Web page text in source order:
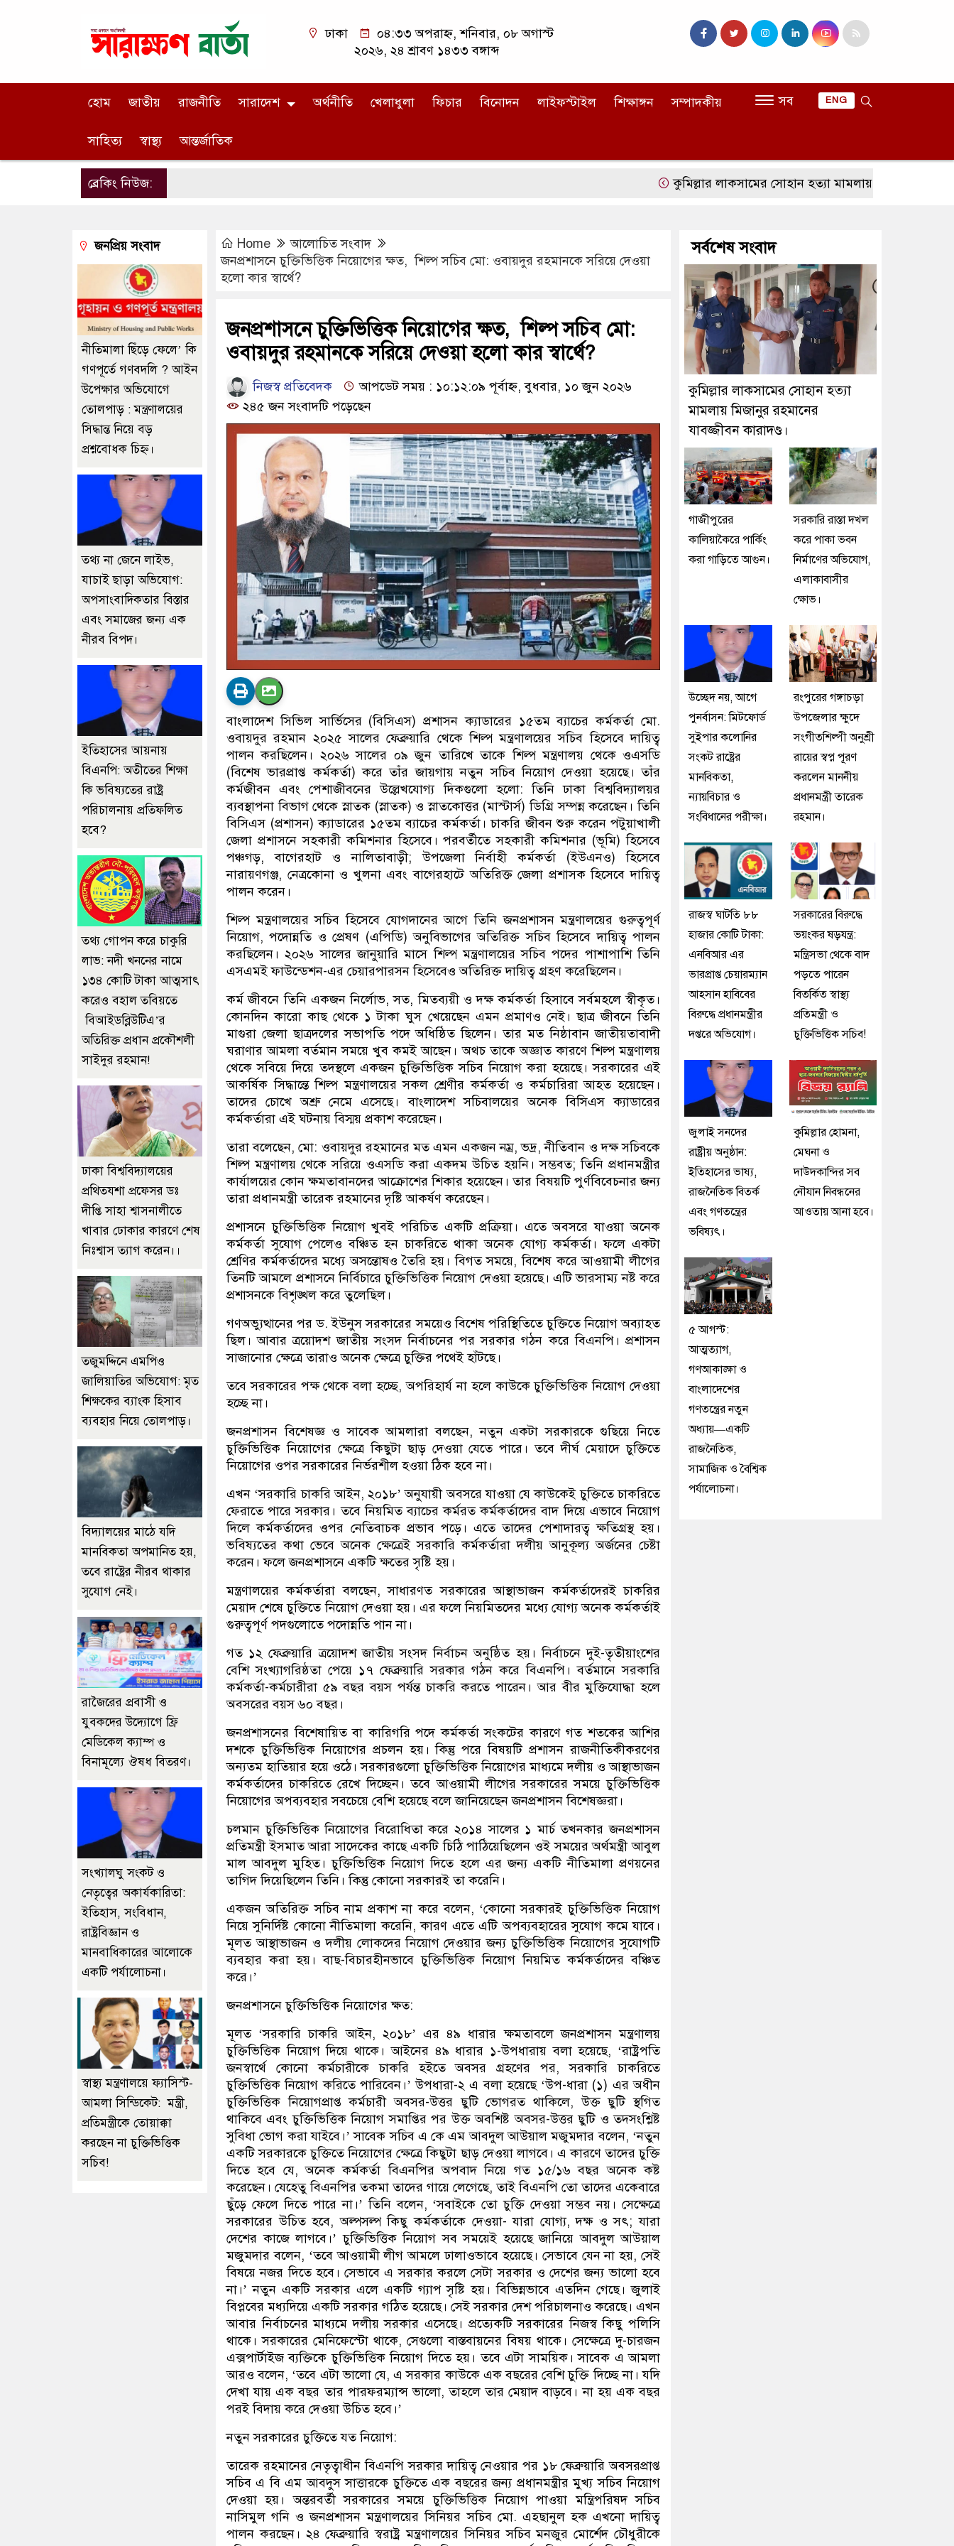
ঢাকা
০৪:৩৩ অপরাহ্ন, শনিবার, ০৮ অগাস্ট
২০২৬, ২৪ শ্রাবণ ১৪৩৩ বঙ্গাব্দ
হোম জাতীয় রাজনীতি সারাদেশ অর্থনীতি খেলাধুলা ফিচার বিনোদন লাইফস্টাইল শিক্ষাঙ্গন সম্পাদকীয়
সাহিত্য স্বাস্থ্য আন্তর্জাতিক
সব ENG
ব্রেকিং নিউজ: কুমিল্লার লাকসামের সোহান হত্যা মামলায় মিজানুর রহমানের
Home
আলোচিত সংবাদ
জনপ্রশাসনে চুক্তিভিত্তিক নিয়োগের ক্ষত, শিল্প সচিব মো: ওবায়দুর রহমানকে সরিয়ে দেওয়া
হলো কার স্বার্থে?
জনপ্রশাসনে চুক্তিভিত্তিক নিয়োগের ক্ষত, শিল্প সচিব মো:
ওবায়দুর রহমানকে সরিয়ে দেওয়া হলো কার স্বার্থে?
নিজস্ব প্রতিবেদক
আপডেট সময় : ১০:১২:০৯ পূর্বাহ্ন, বুধবার, ১০ জুন ২০২৬
২৪৫ জন সংবাদটি পড়েছেন
বাংলাদেশ সিভিল সার্ভিসের (বিসিএস) প্রশাসন ক্যাডারের ১৫তম ব্যাচের কর্মকর্তা মো.
ওবায়দুর রহমান ২০২৫ সালের ফেব্রুয়ারি থেকে শিল্প মন্ত্রণালয়ের সচিব হিসেবে দায়িত্ব
পালন করছিলেন। ২০২৬ সালের ০৯ জুন তারিখে তাকে শিল্প মন্ত্রণালয় থেকে ওএসডি
(বিশেষ ভারপ্রাপ্ত কর্মকর্তা) করে তাঁর জায়গায় নতুন সচিব নিয়োগ দেওয়া হয়েছে। তাঁর
কর্মজীবন এবং পেশাজীবনের উল্লেখযোগ্য দিকগুলো হলো: তিনি ঢাকা বিশ্ববিদ্যালয়র
ব্যবস্থাপনা বিভাগ থেকে স্নাতক (স্নাতক) ও স্নাতকোত্তর (মাস্টার্স) ডিগ্রি সম্পন্ন করেছেন। তিনি
বিসিএস (প্রশাসন) ক্যাডারের ১৫তম ব্যাচের কর্মকর্তা। চাকরি জীবন শুরু করেন পটুয়াখালী
জেলা প্রশাসনে সহকারী কমিশনার হিসেবে। পরবর্তীতে সহকারী কমিশনার (ভূমি) হিসেবে
পঞ্চগড়, বাগেরহাট ও নালিতাবাড়ী; উপজেলা নির্বাহী কর্মকর্তা (ইউএনও) হিসেবে
নারায়ণগঞ্জ, নেত্রকোনা ও খুলনা এবং বাগেরহাটে অতিরিক্ত জেলা প্রশাসক হিসেবে দায়িত্ব
পালন করেন।
শিল্প মন্ত্রণালয়ের সচিব হিসেবে যোগদানের আগে তিনি জনপ্রশাসন মন্ত্রণালয়ের গুরুত্বপূর্ণ
নিয়োগ, পদোন্নতি ও প্রেষণ (এপিডি) অনুবিভাগের অতিরিক্ত সচিব হিসেবে দায়িত্ব পালন
করছিলেন। ২০২৬ সালের জানুয়ারি মাসে শিল্প মন্ত্রণালয়ের সচিব পদের পাশাপাশি তিনি
এসএমই ফাউন্ডেশন-এর চেয়ারপারসন হিসেবেও অতিরিক্ত দায়িত্ব গ্রহণ করেছিলেন।
কর্ম জীবনে তিনি একজন নির্লোভ, সত, মিতব্যয়ী ও দক্ষ কর্মকর্তা হিসাবে সর্বমহলে স্বীকৃত।
কোনদিন কারো কাছ থেকে ১ টাকা ঘুস খেয়েছেন এমন প্রমাণও নেই। ছাত্র জীবনে তিনি
মাগুরা জেলা ছাত্রদলের সভাপতি পদে অধিষ্ঠিত ছিলেন। তার মত নিষ্ঠাবান জাতীয়তাবাদী
ঘরাণার আমলা বর্তমান সময়ে খুব কমই আছেন। অথচ তাকে অজ্ঞাত কারণে শিল্প মন্ত্রণালয়
থেকে সবিয়ে দিয়ে তদস্থলে একজন চুক্তিভিত্তিক সচিব নিয়োগ করা হয়েছে। সরকারের এই
আকর্ষিক সিদ্ধান্তে শিল্প মন্ত্রণালয়ের সকল শ্রেণীর কর্মকর্তা ও কর্মচারিরা আহত হয়েছেন।
তাদের চোখে অশ্রু নেমে এসেছে। বাংলাদেশ সচিবালয়ের অনেক বিসিএস ক্যাডারের
কর্মকর্তারা এই ঘটনায় বিস্ময় প্রকাশ করেছেন।
তারা বলেছেন, মো: ওবায়দুর রহমানের মত এমন একজন নম্র, ভদ্র, নীতিবান ও দক্ষ সচিবকে
শিল্প মন্ত্রণালয় থেকে সরিয়ে ওএসডি করা একদম উচিত হয়নি। সম্ভবত; তিনি প্রধানমন্ত্রীর
কার্যালয়ের কোন ক্ষমতাবানদের আক্রোশের শিকার হয়েছেন। তার বিষয়টি পুর্ণবিবেচনার জন্য
তারা প্রধানমন্ত্রী তারেক রহমানের দৃষ্টি আকর্ষণ করেছেন।
প্রশাসনে চুক্তিভিত্তিক নিয়োগ খুবই পরিচিত একটি প্রক্রিয়া। এতে অবসরে যাওয়া অনেক
কর্মকর্তা সুযোগ পেলেও বঞ্চিত হন চাকরিতে থাকা অনেক যোগ্য কর্মকর্তা। ফলে একটা
শ্রেণির কর্মকর্তাদের মধ্যে অসন্তোষও তৈরি হয়। বিগত সময়ে, বিশেষ করে আওয়ামী লীগের
তিনটি আমলে প্রশাসনে নির্বিচারে চুক্তিভিত্তিক নিয়োগ দেওয়া হয়েছে। এটি ভারসাম্য নষ্ট করে
প্রশাসনকে বিশৃঙ্খল করে তুলেছিল।
গণঅভ্যুত্থানের পর ড. ইউনুস সরকারের সময়েও বিশেষ পরিস্থিতিতে চুক্তিতে নিয়োগ অব্যাহত
ছিল। আবার ত্রয়োদশ জাতীয় সংসদ নির্বাচনের পর সরকার গঠন করে বিএনপি। প্রশাসন
সাজানোর ক্ষেত্রে তারাও অনেক ক্ষেত্রে চুক্তির পথেই হাঁটছে।
তবে সরকারের পক্ষ থেকে বলা হচ্ছে, অপরিহার্য না হলে কাউকে চুক্তিভিত্তিক নিয়োগ দেওয়া
হচ্ছে না।
জনপ্রশাসন বিশেষজ্ঞ ও সাবেক আমলারা বলছেন, নতুন একটা সরকারকে গুছিয়ে নিতে
চুক্তিভিত্তিক নিয়োগের ক্ষেত্রে কিছুটা ছাড় দেওয়া যেতে পারে। তবে দীর্ঘ মেয়াদে চুক্তিতে
নিয়োগের ওপর সরকারের নির্ভরশীল হওয়া ঠিক হবে না।
এখন ‘সরকারি চাকরি আইন, ২০১৮’ অনুযায়ী অবসরে যাওয়া যে কাউকেই চুক্তিতে চাকরিতে
ফেরাতে পারে সরকার। তবে নিয়মিত ব্যাচের কর্মরত কর্মকর্তাদের বাদ দিয়ে এভাবে নিয়োগ
দিলে কর্মকর্তাদের ওপর নেতিবাচক প্রভাব পড়ে। এতে তাদের পেশাদারত্ব ক্ষতিগ্রস্থ হয়।
ভবিষ্যতের কথা ভেবে অনেক ক্ষেত্রেই সরকারি কর্মকর্তারা দলীয় আনুকূল্য অর্জনের চেষ্টা
করেন। ফলে জনপ্রশাসনে একটি ক্ষতের সৃষ্টি হয়।
মন্ত্রণালয়ের কর্মকর্তারা বলছেন, সাধারণত সরকারের আস্থাভাজন কর্মকর্তাদেরই চাকরির
মেয়াদ শেষে চুক্তিতে নিয়োগ দেওয়া হয়। এর ফলে নিয়মিতদের মধ্যে যোগ্য অনেক কর্মকর্তাই
গুরুত্বপূর্ণ পদগুলোতে পদোন্নতি পান না।
গত ১২ ফেব্রুয়ারি ত্রয়োদশ জাতীয় সংসদ নির্বাচন অনুষ্ঠিত হয়। নির্বাচনে দুই-তৃতীয়াংশের
বেশি সংখ্যাগরিষ্ঠতা পেয়ে ১৭ ফেব্রুয়ারি সরকার গঠন করে বিএনপি। বর্তমানে সরকারি
কর্মকর্তা-কর্মচারীরা ৫৯ বছর বয়স পর্যন্ত চাকরি করতে পারেন। আর বীর মুক্তিযোদ্ধা হলে
অবসরের বয়স ৬০ বছর।
জনপ্রশাসনের বিশেষায়িত বা কারিগরি পদে কর্মকর্তা সংকটের কারণে গত শতকের আশির
দশকে চুক্তিভিত্তিক নিয়োগের প্রচলন হয়। কিন্তু পরে বিষয়টি প্রশাসন রাজনীতিকীকরণের
অন্যতম হাতিয়ার হয়ে ওঠে। সরকারগুলো চুক্তিভিত্তিক নিয়োগের মাধ্যমে দলীয় ও আস্থাভাজন
কর্মকর্তাদের চাকরিতে রেখে দিচ্ছেন। তবে আওয়ামী লীগের সরকারের সময়ে চুক্তিভিত্তিক
নিয়োগের অপব্যবহার সবচেয়ে বেশি হয়েছে বলে জানিয়েছেন জনপ্রশাসন বিশেষজ্ঞরা।
চলমান চুক্তিভিত্তিক নিয়োগের বিরোধিতা করে ২০১৪ সালের ১ মার্চ তখনকার জনপ্রশাসন
প্রতিমন্ত্রী ইসমাত আরা সাদেকের কাছে একটি চিঠি পাঠিয়েছিলেন ওই সময়ের অর্থমন্ত্রী আবুল
মাল আবদুল মুহিত। চুক্তিভিত্তিক নিয়োগ দিতে হলে এর জন্য একটি নীতিমালা প্রণয়নের
তাগিদ দিয়েছিলেন তিনি। কিন্তু কোনো সরকারই তা করেনি।
একজন অতিরিক্ত সচিব নাম প্রকাশ না করে বলেন, ‘কোনো সরকারই চুক্তিভিত্তিক নিয়োগ
নিয়ে সুনির্দিষ্ট কোনো নীতিমালা করেনি, কারণ এতে এটি অপব্যবহারের সুযোগ কমে যাবে।
মূলত আস্থাভাজন ও দলীয় লোকদের নিয়োগ দেওয়ার জন্য চুক্তিভিত্তিক নিয়োগের সুযোগটি
ব্যবহার করা হয়। বাছ-বিচারহীনভাবে চুক্তিভিত্তিক নিয়োগ নিয়মিত কর্মকর্তাদের বঞ্চিত
করে।’
জনপ্রশাসনে চুক্তিভিত্তিক নিয়োগের ক্ষত:
মূলত ‘সরকারি চাকরি আইন, ২০১৮’ এর ৪৯ ধারার ক্ষমতাবলে জনপ্রশাসন মন্ত্রণালয়
চুক্তিভিত্তিক নিয়োগ দিয়ে থাকে। আইনের ৪৯ ধারার ১-উপধারায় বলা হয়েছে, ‘রাষ্ট্রপতি
জনস্বার্থে কোনো কর্মচারীকে চাকরি হইতে অবসর গ্রহণের পর, সরকারি চাকরিতে
চুক্তিভিত্তিক নিয়োগ করিতে পারিবেন।’ উপধারা-২ এ বলা হয়েছে ‘উপ-ধারা (১) এর অধীন
চুক্তিভিত্তিক নিয়োগপ্রাপ্ত কর্মচারী অবসর-উত্তর ছুটি ভোগরত থাকিলে, উক্ত ছুটি স্থগিত
থাকিবে এবং চুক্তিভিত্তিক নিয়োগ সমাপ্তির পর উক্ত অবশিষ্ট অবসর-উত্তর ছুটি ও তদ্সংশ্লিষ্ট
সুবিধা ভোগ করা যাইবে।’ সাবেক সচিব এ কে এম আবদুল আউয়াল মজুমদার বলেন, ‘নতুন
একটি সরকারকে চুক্তিতে নিয়োগের ক্ষেত্রে কিছুটা ছাড় দেওয়া লাগবে। এ কারণে তাদের চুক্তি
দিতে হবে যে, অনেক কর্মকর্তা বিএনপির অপবাদ নিয়ে গত ১৫/১৬ বছর অনেক কষ্ট
করেছেন। যেহেতু বিএনপির তকমা তাদের গায়ে লেগেছে, তাই বিএনপি তো তাদের একেবারে
ছুঁড়ে ফেলে দিতে পারে না।’ তিনি বলেন, ‘সবাইকে তো চুক্তি দেওয়া সম্ভব নয়। সেক্ষেত্রে
সরকারের উচিত হবে, অল্পসল্প কিছু কর্মকর্তাকে দেওয়া- যারা যোগ্য, দক্ষ ও সৎ; যারা
দেশের কাজে লাগবে।’ চুক্তিভিত্তিক নিয়োগ সব সময়েই হয়েছে জানিয়ে আবদুল আউয়াল
মজুমদার বলেন, ‘তবে আওয়ামী লীগ আমলে ঢালাওভাবে হয়েছে। সেভাবে যেন না হয়, সেই
বিষয়ে নজর দিতে হবে। সেভাবে এ সরকার করলে সেটা সরকার ও দেশের জন্য ভালো হবে
না।’ নতুন একটি সরকার এলে একটি গ্যাপ সৃষ্টি হয়। বিভিন্নভাবে এতদিন গেছে। জুলাই
বিপ্লবের মধ্যদিয়ে একটি সরকার গঠিত হয়েছে। সেই সরকার দেশ পরিচালনাও করেছে। এখন
আবার নির্বাচনের মাধ্যমে দলীয় সরকার এসেছে। প্রত্যেকটি সরকারের নিজস্ব কিছু পলিসি
থাকে। সরকারের মেনিফেস্টো থাকে, সেগুলো বাস্তবায়নের বিষয় থাকে। সেক্ষেত্রে দু-চারজন
এক্সপার্টাইজ ব্যক্তিকে চুক্তিভিত্তিক নিয়োগ দিতে হয়। তবে এটা সাময়িক। সাবেক এ আমলা
আরও বলেন, ‘তবে এটা ভালো যে, এ সরকার কাউকে এক বছরের বেশি চুক্তি দিচ্ছে না। যদি
দেখা যায় এক বছর তার পারফরম্যান্স ভালো, তাহলে তার মেয়াদ বাড়বে। না হয় এক বছর
পরই বিদায় করে দেওয়া উচিত হবে।’
নতুন সরকারের চুক্তিতে যত নিয়োগ:
তারেক রহমানের নেতৃত্বাধীন বিএনপি সরকার দায়িত্ব নেওয়ার পর ১৮ ফেব্রুয়ারি অবসরপ্রাপ্ত
সচিব এ বি এম আবদুস সাত্তারকে চুক্তিতে এক বছরের জন্য প্রধানমন্ত্রীর মুখ্য সচিব নিয়োগ
দেওয়া হয়। অন্তরবর্তী সরকারের সময়ে চুক্তিভিত্তিক নিয়োগ পাওয়া মন্ত্রিপরিষদ সচিব
নাসিমুল গনি ও জনপ্রশাসন মন্ত্রণালয়ের সিনিয়র সচিব মো. এহছানুল হক এখনো দায়িত্ব
পালন করছেন। ২৪ ফেব্রুয়ারি স্বরাষ্ট্র মন্ত্রণালয়ের সিনিয়র সচিব মনজুর মোর্শেদ চৌধুরীকে
জনপ্রিয় সংবাদ
নীতিমালা ছিঁড়ে ফেলে’ কি
গণপূর্তে গণবদলি ? আইন
উপেক্ষার অভিযোগে
তোলপাড় : মন্ত্রণালয়ের
সিদ্ধান্ত নিয়ে বড়
প্রশ্নবোধক চিহ্ন।
তথ্য না জেনে লাইভ,
যাচাই ছাড়া অভিযোগ:
অপসাংবাদিকতার বিস্তার
এবং সমাজের জন্য এক
নীরব বিপদ।
ইতিহাসের আয়নায়
বিএনপি: অতীতের শিক্ষা
কি ভবিষ্যতের রাষ্ট্র
পরিচালনায় প্রতিফলিত
হবে?
তথ্য গোপন করে চাকুরি
লাভ: নদী খননের নামে
১৩৪ কোটি টাকা আত্মসাৎ
করেও বহাল তবিয়তে
বিআইডব্লিউটিএ’র
অতিরিক্ত প্রধান প্রকৌশলী
সাইদুর রহমান!
ঢাকা বিশ্ববিদ্যালয়ের
প্রথিতযশা প্রফেসর ডঃ
দীপ্তি সাহা শ্বাসনালীতে
খাবার ঢোকার কারণে শেষ
নিঃশ্বাস ত্যাগ করেন।।
তজুমদ্দিনে এমপিও
জালিয়াতির অভিযোগ: মৃত
শিক্ষকের ব্যাংক হিসাব
ব্যবহার নিয়ে তোলপাড়।
বিদ্যালয়ের মাঠে যদি
মানবিকতা অপমানিত হয়,
তবে রাষ্ট্রের নীরব থাকার
সুযোগ নেই।
রাজৈরের‌ প্রবাসী ও
যুবকদের উদ্যোগে ফ্রি
মেডিকেল ক্যাম্প ও
বিনামূল্যে ঔষধ বিতরণ।
সংখ্যালঘু সংকট ও
নেতৃত্বের অকার্যকারিতা:
ইতিহাস, সংবিধান,
রাষ্ট্রবিজ্ঞান ও
মানবাধিকারের আলোকে
একটি পর্যালোচনা।
স্বাস্থ্য মন্ত্রণালয়ে ফ্যাসিস্ট-
আমলা সিন্ডিকেট: মন্ত্রী,
প্রতিমন্ত্রীকে তোয়াক্কা
করছেন না চুক্তিভিত্তিক
সচিব!
সর্বশেষ সংবাদ
কুমিল্লার লাকসামের সোহান হত্যা
মামলায় মিজানুর রহমানের
যাবজ্জীবন কারাদণ্ড।
গাজীপুরের
কালিয়াকৈরে পার্কিং
করা গাড়িতে আগুন।
সরকারি রাস্তা দখল
করে পাকা ভবন
নির্মাণের অভিযোগ,
এলাকাবাসীর
ক্ষোভ।
উচ্ছেদ নয়, আগে
পুনর্বাসন: মিটফোর্ড
সুইপার কলোনির
সংকট রাষ্ট্রের
মানবিকতা,
ন্যায়বিচার ও
সংবিধানের পরীক্ষা।
রংপুরের গঙ্গাচড়া
উপজেলার ক্ষুদে
সংগীতশিল্পী অনুশ্রী
রায়ের স্বপ্ন পূরণ
করলেন মাননীয়
প্রধানমন্ত্রী তারেক
রহমান।
রাজস্ব ঘাটতি ৮৮
হাজার কোটি টাকা:
এনবিআর এর
ভারপ্রাপ্ত চেয়ারম্যান
আহসান হাবিবের
বিরুদ্ধে প্রধানমন্ত্রীর
দপ্তরে অভিযোগ।
সরকারের বিরুদ্ধে
ভয়ংকর ষড়যন্ত্র:
মন্ত্রিসভা থেকে বাদ
পড়তে পারেন
বিতর্কিত স্বাস্থ্য
প্রতিমন্ত্রী ও
চুক্তিভিত্তিক সচিব!
জুলাই সনদের
রাষ্ট্রীয় অনুষ্ঠান:
ইতিহাসের ভাষ্য,
রাজনৈতিক বিতর্ক
এবং গণতন্ত্রের
ভবিষ্যৎ।
কুমিল্লার হোমনা,
মেঘনা ও
দাউদকান্দির সব
নৌযান নিবন্ধনের
আওতায় আনা হবে।
৫ আগস্ট:
আত্মত্যাগ,
গণআকাঙ্ক্ষা ও
বাংলাদেশের
গণতন্ত্রের নতুন
অধ্যায়—একটি
রাজনৈতিক,
সামাজিক ও বৈশ্বিক
পর্যালোচনা।